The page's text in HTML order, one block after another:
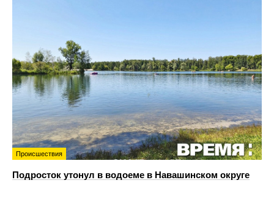
Происшествия
Подросток утонул в водоеме в Навашинском округе